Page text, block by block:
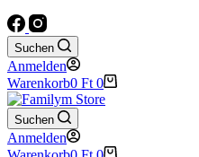
Suchen
Anmelden
Warenkorb0 Ft 0
Suchen
Anmelden